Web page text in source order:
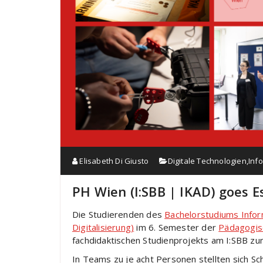
Elisabeth Di Giusto Digitale Technologien,
PH Wien (I:SBB | IKAD) goes
Die Studierenden des Bachelorstudiums
Digitalisierung) im 6. Semester der
fachdidaktischen Studienprojekts am I:SBB
In Teams zu je acht Personen stellten sich